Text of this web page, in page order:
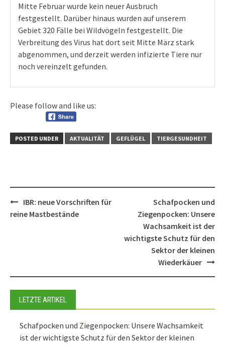
Mitte Februar wurde kein neuer Ausbruch
festgestellt. Darüber hinaus wurden auf unserem
Gebiet 320 Fälle bei Wildvögeln festgestellt. Die
Verbreitung des Virus hat dort seit Mitte März stark
abgenommen, und derzeit werden infizierte Tiere nur
noch vereinzelt gefunden.
Please follow and like us:
POSTED UNDER AKTUALITÄT GEFLÜGEL TIERGESUNDHEIT
Post
navigation
IBR: neue Vorschriften für
reine Mastbestände
Schafpocken und
Ziegenpocken: Unsere
Wachsamkeit ist der
wichtigste Schutz für den
Sektor der kleinen
Wiederkäuer
LETZTE ARTIKEL
Schafpocken und Ziegenpocken: Unsere Wachsamkeit
ist der wichtigste Schutz für den Sektor der kleinen